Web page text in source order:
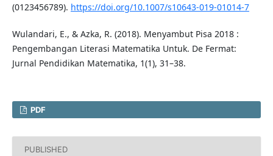
(0123456789). https://doi.org/10.1007/s10643-019-01014-7
Wulandari, E., & Azka, R. (2018). Menyambut Pisa 2018 :
Pengembangan Literasi Matematika Untuk. De Fermat:
Jurnal Pendidikan Matematika, 1(1), 31–38.
PDF
PUBLISHED